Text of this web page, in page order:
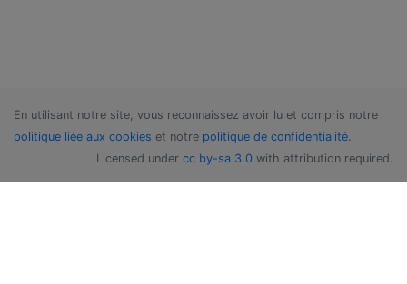
En utilisant notre site, vous reconnaissez avoir lu et compris notre
politique liée aux cookies et notre politique de confidentialité.
Licensed under cc by-sa 3.0 with attribution required.